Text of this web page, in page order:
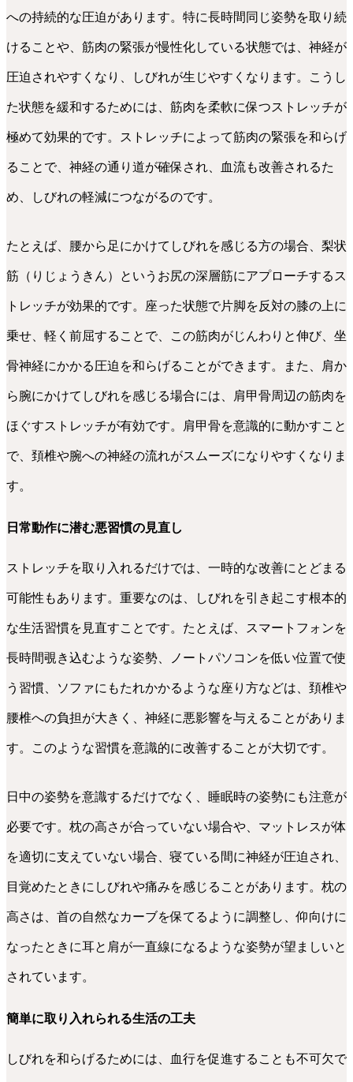
への持続的な圧迫があります。特に長時間同じ姿勢を取り続
けることや、筋肉の緊張が慢性化している状態では、神経が
圧迫されやすくなり、しびれが生じやすくなります。こうし
た状態を緩和するためには、筋肉を柔軟に保つストレッチが
極めて効果的です。ストレッチによって筋肉の緊張を和らげ
ることで、神経の通り道が確保され、血流も改善されるた
め、しびれの軽減につながるのです。
たとえば、腰から足にかけてしびれを感じる方の場合、梨状
筋（りじょうきん）というお尻の深層筋にアプローチするス
トレッチが効果的です。座った状態で片脚を反対の膝の上に
乗せ、軽く前屈することで、この筋肉がじんわりと伸び、坐
骨神経にかかる圧迫を和らげることができます。また、肩か
ら腕にかけてしびれを感じる場合には、肩甲骨周辺の筋肉を
ほぐすストレッチが有効です。肩甲骨を意識的に動かすこと
で、頚椎や腕への神経の流れがスムーズになりやすくなりま
す。
日常動作に潜む悪習慣の見直し
ストレッチを取り入れるだけでは、一時的な改善にとどまる
可能性もあります。重要なのは、しびれを引き起こす根本的
な生活習慣を見直すことです。たとえば、スマートフォンを
長時間覗き込むような姿勢、ノートパソコンを低い位置で使
う習慣、ソファにもたれかかるような座り方などは、頚椎や
腰椎への負担が大きく、神経に悪影響を与えることがありま
す。このような習慣を意識的に改善することが大切です。
日中の姿勢を意識するだけでなく、睡眠時の姿勢にも注意が
必要です。枕の高さが合っていない場合や、マットレスが体
を適切に支えていない場合、寝ている間に神経が圧迫され、
目覚めたときにしびれや痛みを感じることがあります。枕の
高さは、首の自然なカーブを保てるように調整し、仰向けに
なったときに耳と肩が一直線になるような姿勢が望ましいと
されています。
簡単に取り入れられる生活の工夫
しびれを和らげるためには、血行を促進することも不可欠で